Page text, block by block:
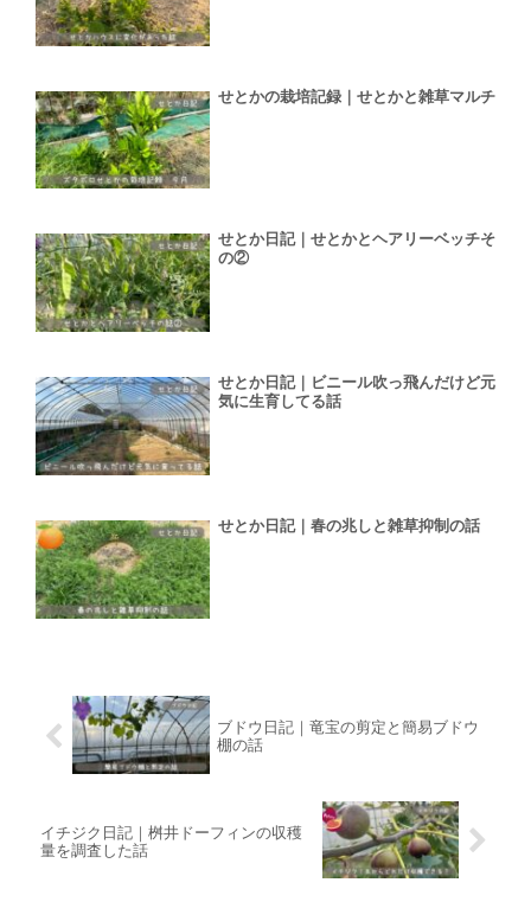
せとかの栽培記録｜せとかと雑草マルチ
せとか日記｜せとかとヘアリーベッチそ
の②
せとか日記｜ビニール吹っ飛んだけど元
気に生育してる話
せとか日記｜春の兆しと雑草抑制の話
ブドウ日記｜竜宝の剪定と簡易ブドウ
棚の話
イチジク日記｜桝井ドーフィンの収穫
量を調査した話